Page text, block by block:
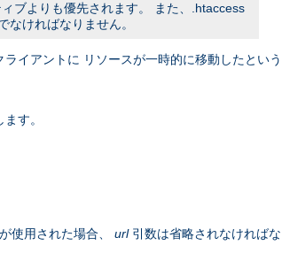
ブよりも優先されます。 また、.htaccess
なければなりません。
イアントに リソースが一時的に移動したという
す。
使用された場合、 url引数は省略されなければな